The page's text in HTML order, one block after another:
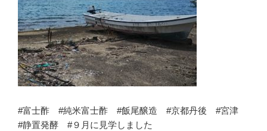
#富士酢 #純米富士酢 #飯尾醸造 #京都丹後 #宮津
#静置発酵 #９月に見学しました